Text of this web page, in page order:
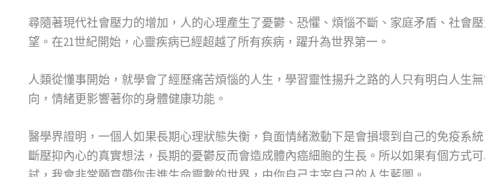
尋隨著現代社會壓力的增加，人的心理產生了憂鬱、恐懼、煩惱不斷、家庭矛盾、社會
望。在21世紀開始，心靈疾病已經超越了所有疾病，躍升為世界第一。
人類從懂事開始，就學會了經歷痛苦煩惱的人生，學習靈性揚升之路的人只有明白人生
向，情緒更影響著你的身體健康功能。
醫學界證明，一個人如果長期心理狀態失衡，負面情緒激動下是會損壞到自己的免疫系
斷壓抑內心的真實想法，長期的憂鬱反而會造成體內癌細胞的生長。所以如果有個方式